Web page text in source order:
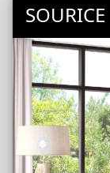
Fauteuils Fixes
Fauteuils Relax
Accessoires
SOURICE